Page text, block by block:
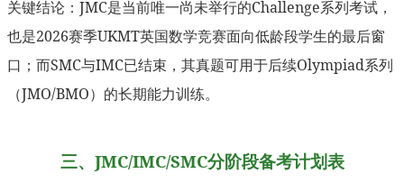
关键结论：JMC是当前唯一尚未举行的Challenge系列考试，
也是2026赛季UKMT英国数学竞赛面向低龄段学生的最后窗
口；而SMC与IMC已结束，其真题可用于后续Olympiad系列
（JMO/BMO）的长期能力训练。
三、JMC/IMC/SMC分阶段备考计划表